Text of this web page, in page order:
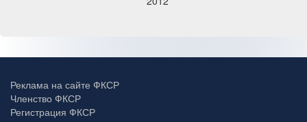
Реклама на сайте ФКСР
Членство ФКСР
Регистрация ФКСР